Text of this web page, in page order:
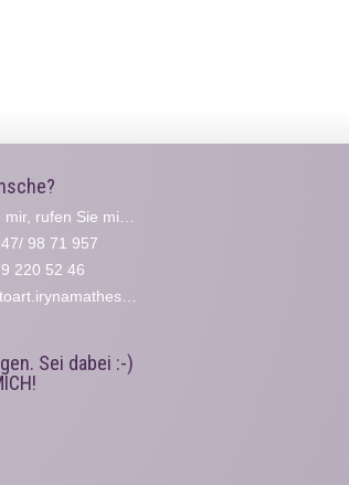
Schreiben Sie mir, rufen Sie mich an...
98 71 957
220 52 46
Sei dabei :-)